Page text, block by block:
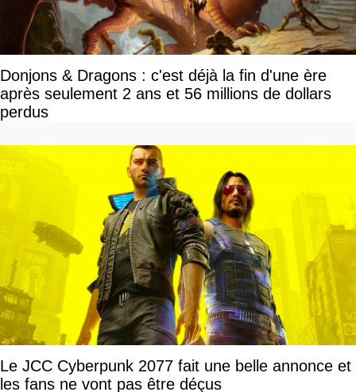
Donjons & Dragons : c'est déjà la fin d'une ère
après seulement 2 ans et 56 millions de dollars
perdus
Le JCC Cyberpunk 2077 fait une belle annonce et
les fans ne vont pas être déçus